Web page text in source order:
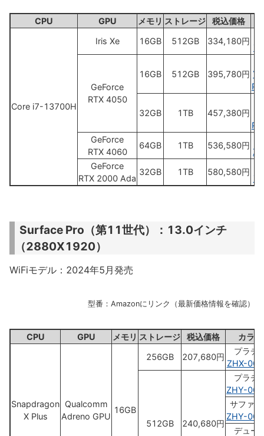
CPU GPU メモリ ストレージ 税込価格
Core i7-13700H
Iris Xe 16GB 512GB 334,180円
GeForce
RTX 4050
16GB 512GB 395,780円
32GB 1TB 457,380円
GeForce
RTX 4060
64GB 1TB 536,580円
GeForce
RTX 2000 Ada
32GB 1TB 580,580円
Surface Pro（第11世代）：13.0インチ
（2880X1920）
WiFiモデル：2024年5月発売
型番：Amazonにリンク（最新価格情報を確認）
CPU GPU メモリ ストレージ 税込価格 カラー
Snapdragon
X Plus
Qualcomm
Adreno GPU
16GB
256GB 207,680円
プラチ
ZHX-
512GB 240,680円
プラチ
ZHY-
サファ
ZHY-
デュー